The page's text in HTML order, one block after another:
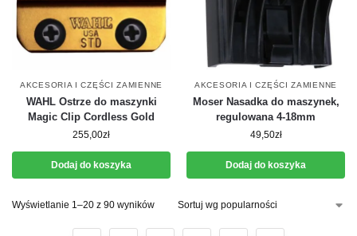
AKCESORIA I CZĘŚCI ZAMIENNE
WAHL Ostrze do maszynki
Magic Clip Cordless Gold
255,00zł
Dodaj do koszyka
AKCESORIA I CZĘŚCI ZAMIENNE
Moser Nasadka do maszynek,
regulowana 4-18mm
49,50zł
Dodaj do koszyka
Wyświetlanie 1–20 z 90 wyników